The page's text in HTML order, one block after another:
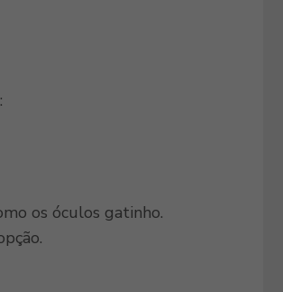
os óculos gatinho.